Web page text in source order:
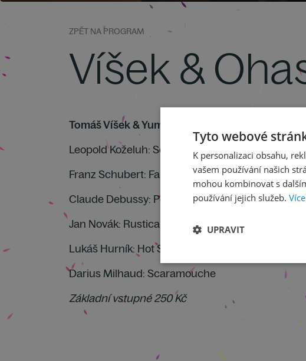
ZPĚT NA PROGRAM
Víšek &
Tomáš Víšek & Yumeki Ohashi
Leopold Koželuh: Sonáta F dur, op. 10
Franz Schubert: Fantazie f moll, op. 103
Claude Debussy: Petite suite
Jan Novák: Rustica Musa II (výběr)
Lukáš Hurník: Hot Suite
Darius Milhaud: Scaramouche
Základní vstupné 250 Kč
Tyto webové
K personalizaci obsahu,
vašem používání našich
mohou kombinovat s
používání jejich služeb.
UPRAVIT